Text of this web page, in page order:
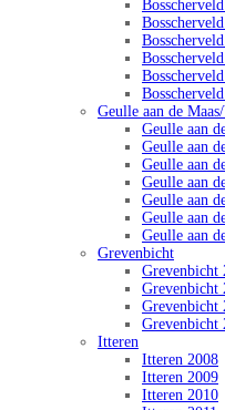
Geulle aan de
Geulle aan
Geulle aan
Geulle aan
Geulle aan
Geulle aan
Geulle aan
Geulle aan
Grevenbicht
Grevenbicht
Grevenbicht
Grevenbicht
Grevenbicht
Itteren
Itteren 2008
Itteren 2009
Itteren 2010